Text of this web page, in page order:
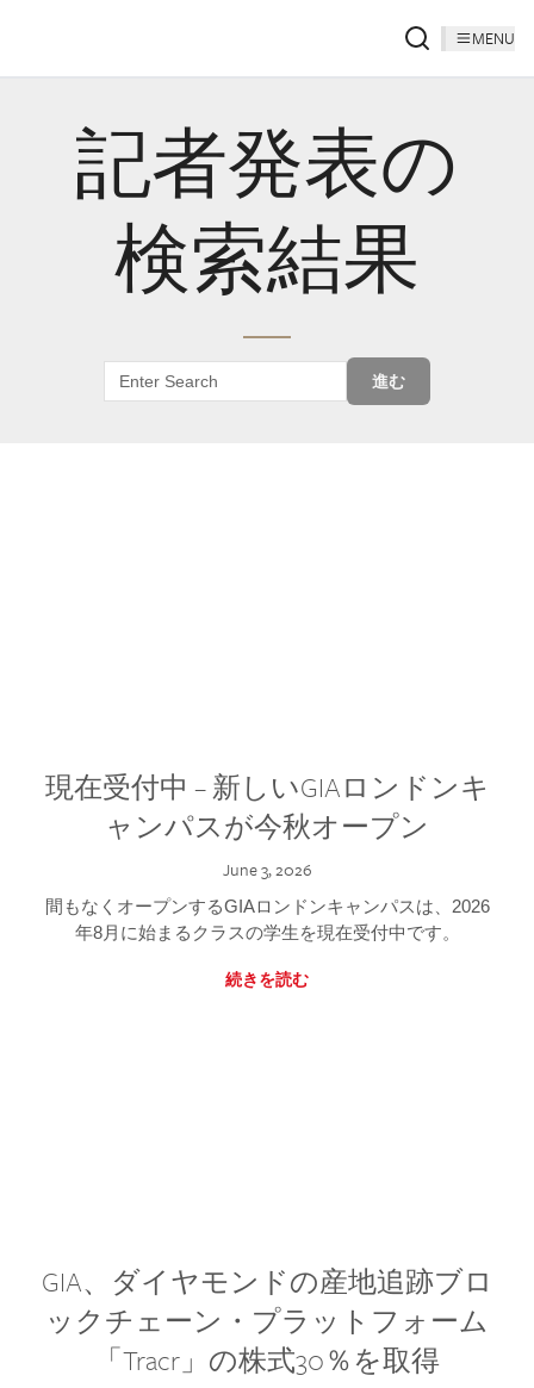
MENU
記者発表の
検索結果
進む
現在受付中 – 新しいGIAロンドンキ
ャンパスが今秋オープン
June 3, 2026
間もなくオープンするGIAロンドンキャンパスは、2026
年8月に始まるクラスの学生を現在受付中です。
続きを読む
GIA、ダイヤモンドの産地追跡ブロ
ックチェーン・プラットフォーム
「Tracr」の株式30％を取得